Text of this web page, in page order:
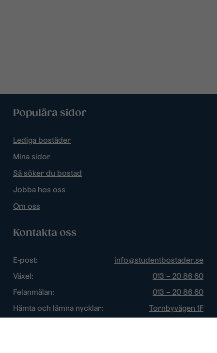
Populära sidor
Lediga bostäder
Mina sidor
Så söker du bostad
Jobba hos oss
Om oss
Kontakta oss
E-post:
info@studentbostader.se
Växel:
013 – 20 86 60
Felanmälan:
013 – 20 86 60
Hämta och lämna nycklar:
Tornbyvägen 1F